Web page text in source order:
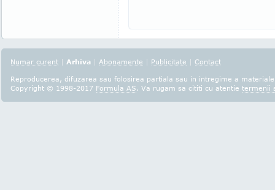
Numar curent | Arhiva | Abonamente | Publicitate | Contact
Reproducerea, difuzarea sau folosirea partiala sau in intregime a
Copyright © 1998-2017 Formula AS. Va rugam sa cititi cu atentie termenii